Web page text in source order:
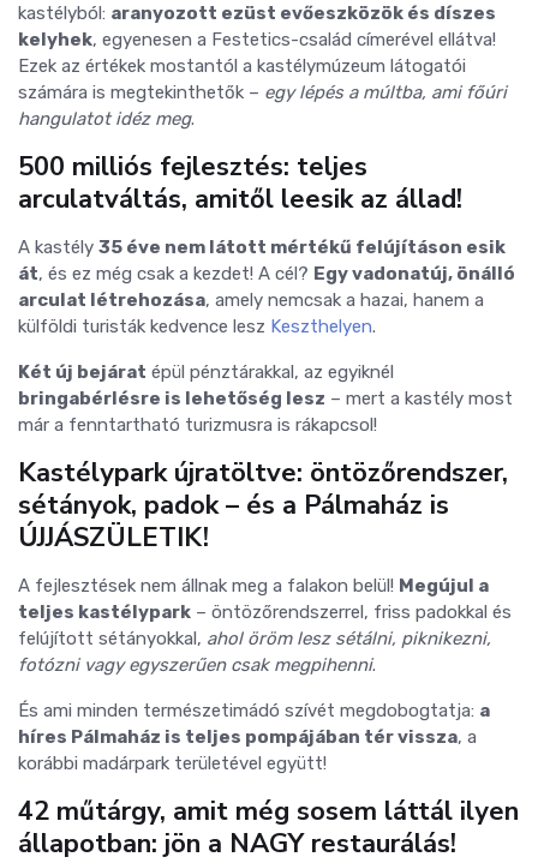
kastélyból: aranyozott ezüst evőeszközök és díszes
kelyhek, egyenesen a Festetics-család címerével ellátva!
Ezek az értékek mostantól a kastélymúzeum látogatói
számára is megtekinthetők – egy lépés a múltba, ami főúri
hangulatot idéz meg.
500 milliós fejlesztés: teljes
arculatváltás, amitől leesik az állad!
A kastély 35 éve nem látott mértékű felújításon esik
át, és ez még csak a kezdet! A cél? Egy vadonatúj, önálló
arculat létrehozása, amely nemcsak a hazai, hanem a
külföldi turisták kedvence lesz Keszthelyen.
Két új bejárat épül pénztárakkal, az egyiknél
bringabérlésre is lehetőség lesz – mert a kastély most
már a fenntartható turizmusra is rákapcsol!
Kastélypark újratöltve: öntözőrendszer,
sétányok, padok – és a Pálmaház is
ÚJJÁSZÜLETIK!
A fejlesztések nem állnak meg a falakon belül! Megújul a
teljes kastélypark – öntözőrendszerrel, friss padokkal és
felújított sétányokkal, ahol öröm lesz sétálni, piknikezni,
fotózni vagy egyszerűen csak megpihenni.
És ami minden természetimádó szívét megdobogtatja: a
híres Pálmaház is teljes pompájában tér vissza, a
korábbi madárpark területével együtt!
42 műtárgy, amit még sosem láttál ilyen
állapotban: jön a NAGY restaurálás!